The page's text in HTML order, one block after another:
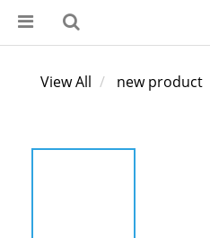
View All new product